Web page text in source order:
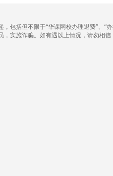
包括但不限于“华课网校办理退费”、“
，实施诈骗。如有遇以上情况，请勿相